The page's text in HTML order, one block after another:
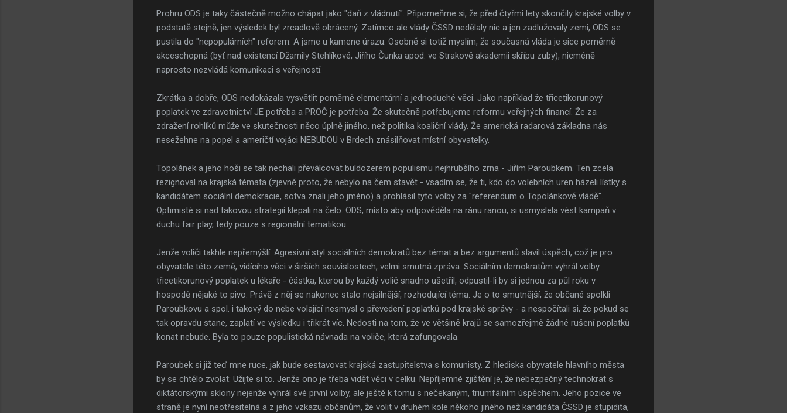
Prohru ODS je taky částečně možno chápat jako "daň z vládnutí". Připomeňme si, že před čtyřmi lety skončily krajské volby v
podstatě stejně, jen výsledek byl zrcadlově obrácený. Zatímco ale vlády ČSSD nedělaly nic a jen zadlužovaly zemi, ODS se
pustila do "nepopulárních" reforem. A jsme u kamene úrazu. Osobně si totiž myslím, že současná vláda je sice poměrně
akceschopná (byť nad existencí Džamily Stehlíkové, Jiřího Čunka apod. ve Strakově akademii skřípu zuby), nicméně
naprosto nezvládá komunikaci s veřejností.
Zkrátka a dobře, ODS nedokázala vysvětlit poměrně elementární a jednoduché věci. Jako například že třicetikorunový
poplatek ve zdravotnictví JE potřeba a PROČ je potřeba. Že skutečně potřebujeme reformu veřejných financí. Že za
zdražení rohlíků může ve skutečnosti něco úplně jiného, než politika koaliční vlády. Že americká radarová základna nás
nesežehne na popel a američtí vojáci NEBUDOU v Brdech znásilňovat místní obyvatelky.
Topolánek a jeho hoši se tak nechali převálcovat buldozerem populismu nejhrubšího zrna - Jiřím Paroubkem. Ten zcela
rezignoval na krajská témata (zjevně proto, že nebylo na čem stavět - vsadím se, že ti, kdo do volebních uren házeli lístky s
kandidátem sociální demokracie, sotva znali jeho jméno) a prohlásil tyto volby za "referendum o Topolánkově vládě".
Optimisté si nad takovou strategií klepali na čelo. ODS, místo aby odpověděla na ránu ranou, si usmyslela vést kampaň v
duchu fair play, tedy pouze s regionální tematikou.
Jenže voliči takhle nepřemýšlí. Agresivní styl sociálních demokratů bez témat a bez argumentů slavil úspěch, což je pro
obyvatele této země, vidícího věci v širších souvislostech, velmi smutná zpráva. Sociálním demokratům vyhrál volby
třicetikorunový poplatek u lékaře - částka, kterou by každý volič snadno ušetřil, odpustil-li by si jednou za půl roku v
hospodě nějaké to pivo. Právě z něj se nakonec stalo nejsilnější, rozhodující téma. Je o to smutnější, že občané spolkli
Paroubkovu a spol. i takový do nebe volající nesmysl o převedení poplatků pod krajské správy - a nespočítali si, že pokud se
tak opravdu stane, zaplatí ve výsledku i třikrát víc. Nedosti na tom, že ve většině krajů se samozřejmě žádné rušení poplatků
konat nebude. Byla to pouze populistická návnada na voliče, která zafungovala.
Paroubek si již teď mne ruce, jak bude sestavovat krajská zastupitelstva s komunisty. Z hlediska obyvatele hlavního města
by se chtělo zvolat: Užijte si to. Jenže ono je třeba vidět věci v celku. Nepříjemné zjištění je, že nebezpečný technokrat s
diktátorskými sklony nejenže vyhrál své první volby, ale ještě k tomu s nečekaným, triumfálním úspěchem. Jeho pozice ve
straně je nyní neotřesitelná a z jeho vzkazu občanům, že volit v druhém kole někoho jiného než kandidáta ČSSD je stupidita,